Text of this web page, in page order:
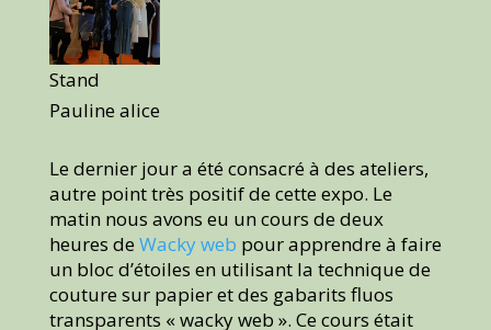
Stand
Pauline alice
Le dernier jour a été consacré à des ateliers,
autre point très positif de cette expo. Le
matin nous avons eu un cours de deux
heures de Wacky web pour apprendre à faire
un bloc d’étoiles en utilisant la technique de
couture sur papier et des gabarits fluos
transparents « wacky web ». Ce cours était